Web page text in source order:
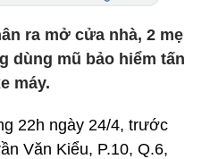
ra mở cửa nhà, 2 mẹ
dùng mũ bảo hiểm tấn
máy.
22h ngày 24/4, trước
Văn Kiểu, P.10, Q.6,